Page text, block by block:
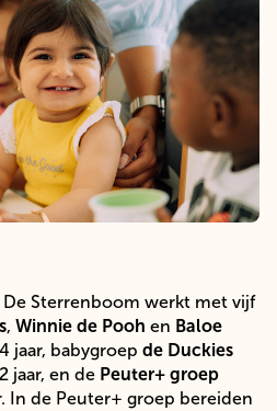
Sterrenboom werkt met vijf
, Winnie de Pooh en Baloe
jaar, babygroep de Duckies
jaar, en de Peuter+ groep
In de Peuter+ groep bereiden